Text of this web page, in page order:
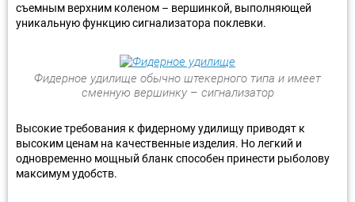
съемным верхним коленом – вершинкой, выполняющей
уникальную функцию сигнализатора поклевки.
Фидерное удилище обычно штекерного типа и имеет
сменную вершинку – сигнализатор
Высокие требования к фидерному удилищу приводят к
высоким ценам на качественные изделия. Но легкий и
одновременно мощный бланк способен принести рыболову
максимум удобств.